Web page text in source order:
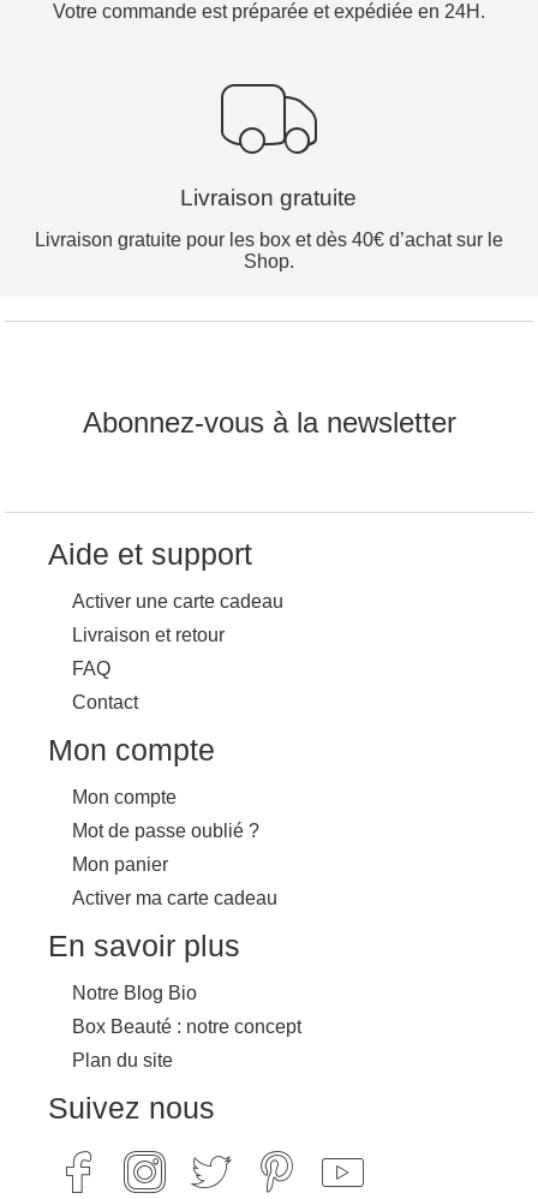
Votre commande est préparée et expédiée en 24H.
Livraison gratuite
Livraison gratuite pour les box et dès 40€ d’achat sur le
Shop.
Abonnez-vous à la newsletter
Aide et support
Activer une carte cadeau
Livraison et retour
FAQ
Contact
Mon compte
Mon compte
Mot de passe oublié ?
Mon panier
Activer ma carte cadeau
En savoir plus
Notre Blog Bio
Box Beauté : notre concept
Plan du site
Suivez nous